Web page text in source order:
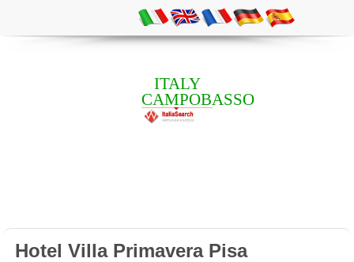
ITALY
CAMPOBASSO
Hotel Villa Primavera Pisa